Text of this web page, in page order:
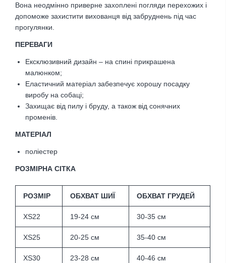
Вона неодмінно приверне захоплені погляди перехожих і
допоможе захистити вихованця від забруднень під час
прогулянки.
ПЕРЕВАГИ
Ексклюзивний дизайн – на спині прикрашена
малюнком;
Еластичний матеріал забезпечує хорошу посадку
виробу на собаці;
Захищає від пилу і бруду, а також від сонячних
променів.
МАТЕРІАЛ
поліестер
РОЗМІРНА СІТКА
РОЗМІР ОБХВАТ ШИЇ ОБХВАТ ГРУДЕЙ
XS22 19-24 см 30-35 см
XS25 20-25 см 35-40 см
XS30 23-28 см 40-46 см